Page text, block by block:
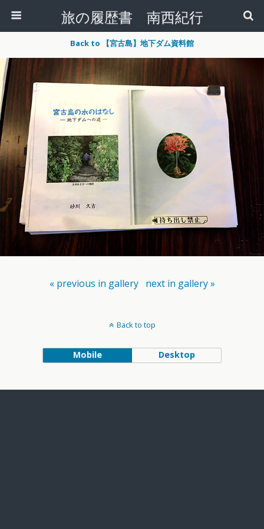
旅の履歴書 南西紀行
Back to 【宮古島】地下ダム資料館
« previous in gallery next in gallery »
Back to top
Mobile Desktop